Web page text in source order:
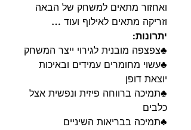
ואחזור מתאים למשחק של הבאה
וזריקה מתאים לאילוף ועוד …
יתרונות:
♣צפצפה מובנית לגירוי ייצר המשחק
♣עשוי מחומרים עמידים ובאיכות
יוצאת דופן
♣תמיכה ברווחה פיזית ונפשית אצל
כלבים
♣תמיכה בבריאות השיניים